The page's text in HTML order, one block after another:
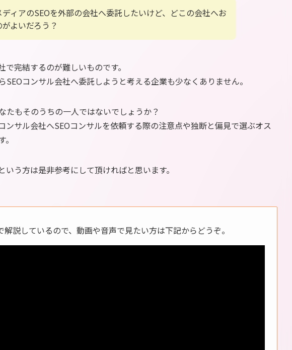
ィアのSEOを外部の会社へ委託したいけど、どこの会社へお
よいだろう？
完結するのが難しいものです。
SEOコンサル会社へ委託しようと考える企業も少なくありません。
たもそのうちの一人ではないでしょうか？
ンサル会社へSEOコンサルを依頼する際の注意点や独断と偏見で選ぶオス
いう方は是非参考にして頂ければと思います。
説しているので、動画や音声で見たい方は下記からどうぞ。